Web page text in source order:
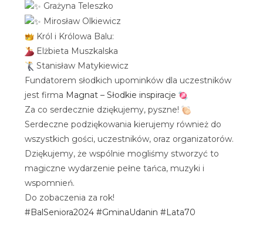
Grażyna Teleszko
Mirosław Olkiewicz
Król i Królowa Balu:
Elżbieta Muszkalska
Stanisław Matykiewicz
Fundatorem słodkich upominków dla uczestników
jest firma Magnat – Słodkie inspiracje
Za co serdecznie dziękujemy, pyszne!
Serdeczne podziękowania kierujemy również do
wszystkich gości, uczestników, oraz organizatorów.
Dziękujemy, że wspólnie mogliśmy stworzyć to
magiczne wydarzenie pełne tańca, muzyki i
wspomnień.
Do zobaczenia za rok!
#BalSeniora2024 #GminaUdanin #Lata70